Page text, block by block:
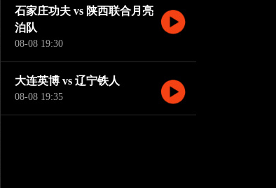
石家庄功夫 vs 陕西联合月亮
泊队
08-08 19:30
大连英博 vs 辽宁铁人
08-08 19:35